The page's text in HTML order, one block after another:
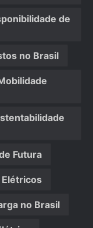
de
no Brasil
Futura
no Brasil